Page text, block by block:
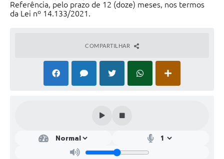
Referência, pelo prazo de 12 (doze) meses, nos termos
da Lei nº 14.133/2021.
COMPARTILHAR